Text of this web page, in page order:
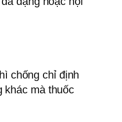
chống chỉ định
khác mà thuốc